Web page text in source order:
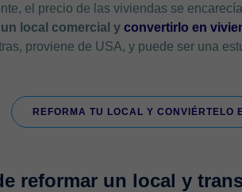
el precio de las viviendas se
local comercial yconvertirlo en
proviene de USA, y puede ser una
REFORMA TU LOCAL Y CONVIÉRTELO
reformar un local y